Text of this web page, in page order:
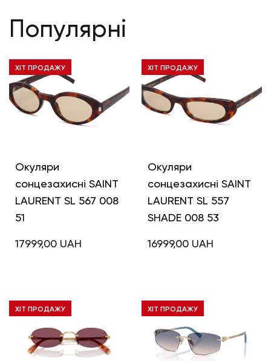
Популярні
ХІТ ПРОДАЖУ
Окуляри
сонцезахисні SAINT
LAURENT SL 567 008
51
17999,00 UAH
ХІТ ПРОДАЖУ
Окуляри
сонцезахисні SAINT
LAURENT SL 557
SHADE 008 53
16999,00 UAH
ХІТ ПРОДАЖУ ХІТ ПРОДАЖУ